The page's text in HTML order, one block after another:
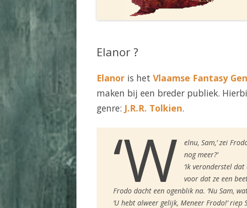
Elanor ?
Elanor is het Vlaamse Fantasy
maken bij een breder publiek.
genre: J.R.R. Tolkien.
‘W
elnu, Sam,’ zei
nog meer?’
‘Ik veronderstel
voor dat ze een
Frodo dacht een ogenblik na. ‘Nu Sam,
‘U hebt alweer gelijk, Meneer Frodo!’